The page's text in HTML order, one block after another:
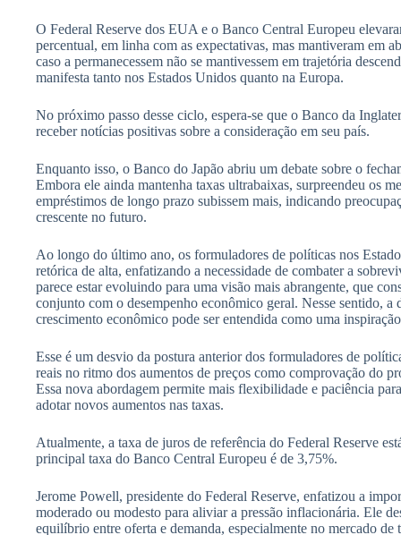
O Federal Reserve dos EUA e o Banco Central Europeu
percentual, em linha com as expectativas, mas mantiveram em
caso a permanecessem não se mantivessem em trajetória
manifesta tanto nos Estados Unidos quanto na Europa.
No próximo passo desse ciclo, espera-se que o Banco da
receber notícias positivas sobre a consideração em seu país.
Enquanto isso, o Banco do Japão abriu um debate sobre o
Embora ele ainda mantenha taxas ultrabaixas, surpreendeu os
empréstimos de longo prazo subissem mais, indicando
crescente no futuro.
Ao longo do último ano, os formuladores de políticas nos
retórica de alta, enfatizando a necessidade de combater a
parece estar evoluindo para uma visão mais abrangente, que
conjunto com o desempenho econômico geral. Nesse sentido, a
crescimento econômico pode ser entendida como uma
Esse é um desvio da postura anterior dos formuladores de
reais no ritmo dos aumentos de preços como comprovação do
Essa nova abordagem permite mais flexibilidade e paciência
adotar novos aumentos nas taxas.
Atualmente, a taxa de juros de referência do Federal Reserve
principal taxa do Banco Central Europeu é de 3,75%.
Jerome Powell, presidente do Federal Reserve, enfatizou a
moderado ou modesto para aliviar a pressão inflacionária. Ele
equilíbrio entre oferta e demanda, especialmente no mercado